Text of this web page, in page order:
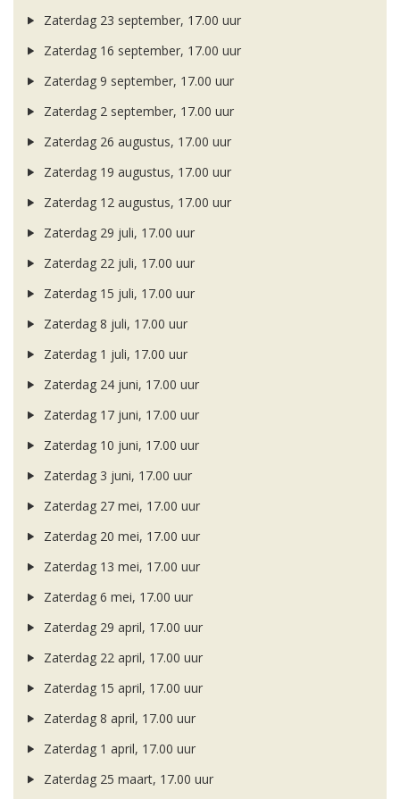
Zaterdag 23 september, 17.00 uur
Zaterdag 16 september, 17.00 uur
Zaterdag 9 september, 17.00 uur
Zaterdag 2 september, 17.00 uur
Zaterdag 26 augustus, 17.00 uur
Zaterdag 19 augustus, 17.00 uur
Zaterdag 12 augustus, 17.00 uur
Zaterdag 29 juli, 17.00 uur
Zaterdag 22 juli, 17.00 uur
Zaterdag 15 juli, 17.00 uur
Zaterdag 8 juli, 17.00 uur
Zaterdag 1 juli, 17.00 uur
Zaterdag 24 juni, 17.00 uur
Zaterdag 17 juni, 17.00 uur
Zaterdag 10 juni, 17.00 uur
Zaterdag 3 juni, 17.00 uur
Zaterdag 27 mei, 17.00 uur
Zaterdag 20 mei, 17.00 uur
Zaterdag 13 mei, 17.00 uur
Zaterdag 6 mei, 17.00 uur
Zaterdag 29 april, 17.00 uur
Zaterdag 22 april, 17.00 uur
Zaterdag 15 april, 17.00 uur
Zaterdag 8 april, 17.00 uur
Zaterdag 1 april, 17.00 uur
Zaterdag 25 maart, 17.00 uur